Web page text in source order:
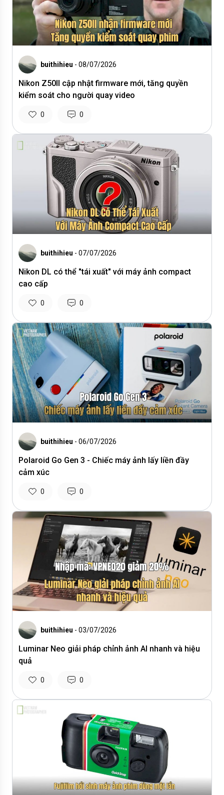
buithihieu - 08/07/2026
Nikon Z50II cập nhật firmware mới, tăng quyền
kiểm soát cho người quay video
0 0
buithihieu - 07/07/2026
Nikon DL có thể "tái xuất" với máy ảnh compact
cao cấp
0 0
buithihieu - 06/07/2026
Polaroid Go Gen 3 - Chiếc máy ảnh lấy liền đầy
cảm xúc
0 0
buithihieu - 03/07/2026
Luminar Neo giải pháp chỉnh ảnh AI nhanh và hiệu
quả
0 0